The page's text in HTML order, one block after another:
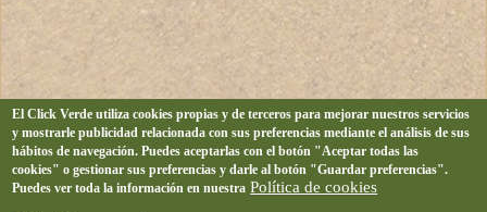
El Click Verde utiliza cookies propias y de terceros para mejorar nuestros servicios
y mostrarle publicidad relacionada con sus preferencias mediante el análisis de sus
hábitos de navegación. Puedes aceptarlas con el botón "Aceptar todas las
cookies" o gestionar sus preferencias y darle al botón "Guardar preferencias".
Puedes ver toda la información en nuestra Política de cookies